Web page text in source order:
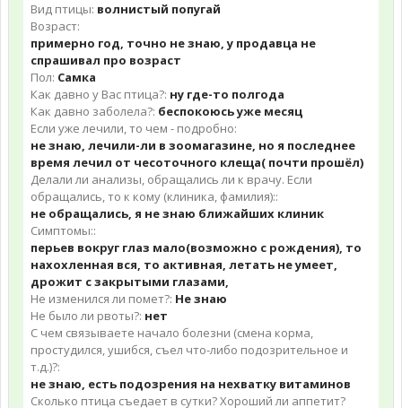
Вид птицы: волнистый попугай
Возраст:
примерно год, точно не знаю, у продавца не
спрашивал про возраст
Пол: Самка
Как давно у Вас птица?: ну где-то полгода
Как давно заболела?: беспокоюсь уже месяц
Если уже лечили, то чем - подробно:
не знаю, лечили-ли в зоомагазине, но я последнее
время лечил от чесоточного клеща( почти прошёл)
Делали ли анализы, обращались ли к врачу. Если
обращались, то к кому (клиника, фамилия)::
не обращались, я не знаю ближайших клиник
Симптомы::
перьев вокруг глаз мало(возможно с рождения), то
нахохленная вся, то активная, летать не умеет,
дрожит с закрытыми глазами,
Не изменился ли помет?: Не знаю
Не было ли рвоты?: нет
С чем связываете начало болезни (смена корма,
простудился, ушибся, съел что-либо подозрительное и
т.д.)?:
не знаю, есть подозрения на нехватку витаминов
Сколько птица съедает в сутки? Хороший ли аппетит?